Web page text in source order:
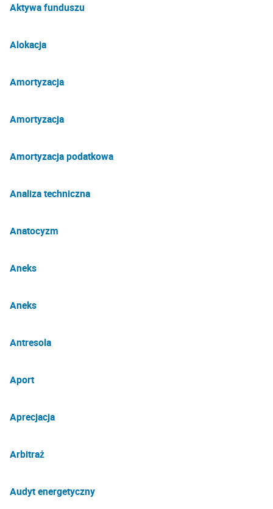
Aktywa funduszu
Alokacja
Amortyzacja
Amortyzacja
Amortyzacja podatkowa
Analiza techniczna
Anatocyzm
Aneks
Aneks
Antresola
Aport
Aprecjacja
Arbitraż
Audyt energetyczny